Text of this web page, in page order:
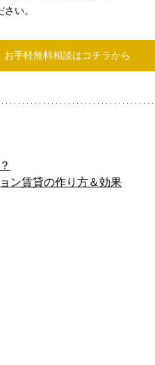
い。
お手軽無料相談はコチラから
ン賃貸の作り方＆効果